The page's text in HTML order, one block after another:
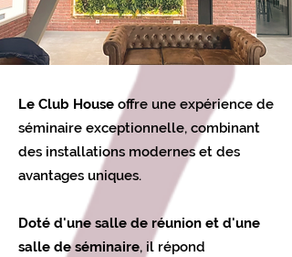
Le Club House offre une expérience de
séminaire exceptionnelle, combinant
des installations modernes et des
avantages uniques.
Doté d'une salle de réunion et d'une
salle de séminaire, il répond